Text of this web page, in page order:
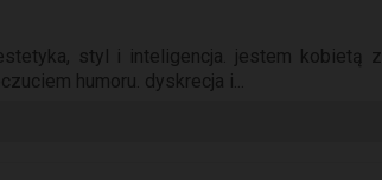
styl i inteligencja. jestem kobietą z
humoru. dyskrecja i...